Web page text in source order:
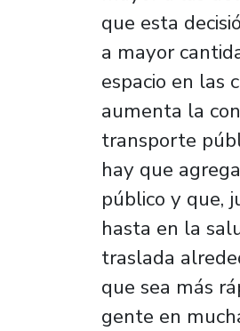
que esta
a mayor
espacio en las
aumenta la
transporte
hay que
público y que,
hasta en la
traslada
que sea más
gente en